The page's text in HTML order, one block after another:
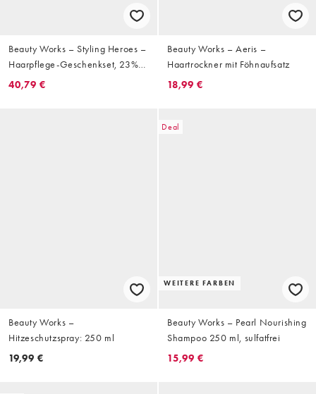
Beauty Works – Styling Heroes –
Haarpflege-Geschenkset, 23%
Ersparnis
40,79 €
Beauty Works – Aeris –
Haartrockner mit Föhnaufsatz
18,99 €
Beauty Works –
Hitzeschutzspray: 250 ml
19,99 €
Deal
WEITERE FARBEN
Beauty Works – Pearl Nourishing
Shampoo 250 ml, sulfatfrei
15,99 €